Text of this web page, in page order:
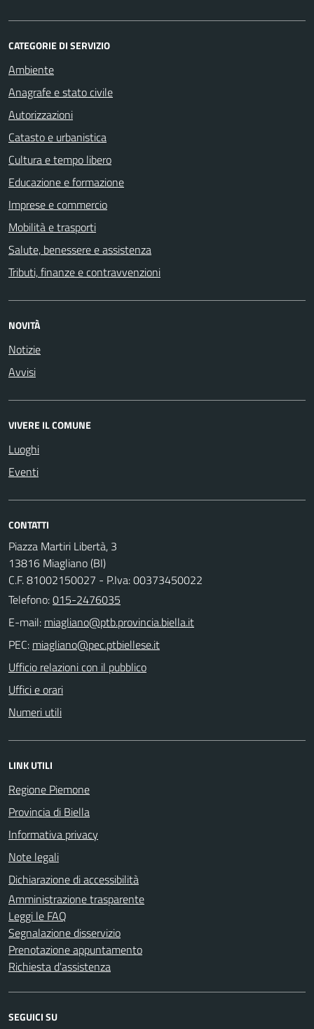
CATEGORIE DI SERVIZIO
Ambiente
Anagrafe e stato civile
Autorizzazioni
Catasto e urbanistica
Cultura e tempo libero
Educazione e formazione
Imprese e commercio
Mobilità e trasporti
Salute, benessere e assistenza
Tributi, finanze e contravvenzioni
NOVITÀ
Notizie
Avvisi
VIVERE IL COMUNE
Luoghi
Eventi
CONTATTI
Piazza Martiri Libertà, 3
13816 Miagliano (BI)
C.F. 81002150027 - P.Iva: 00373450022
Telefono:015-2476035
E-mail:
PEC:
Ufficio relazioni con il pubblico
Uffici e orari
Numeri utili
LINK UTILI
Regione Piemone
Provincia di Biella
Informativa privacy
Note legali
Dichiarazione di accessibilità
Amministrazione trasparente
Leggi le FAQ
Segnalazione disservizio
Prenotazione appuntamento
Richiesta d'assistenza
SEGUICI SU